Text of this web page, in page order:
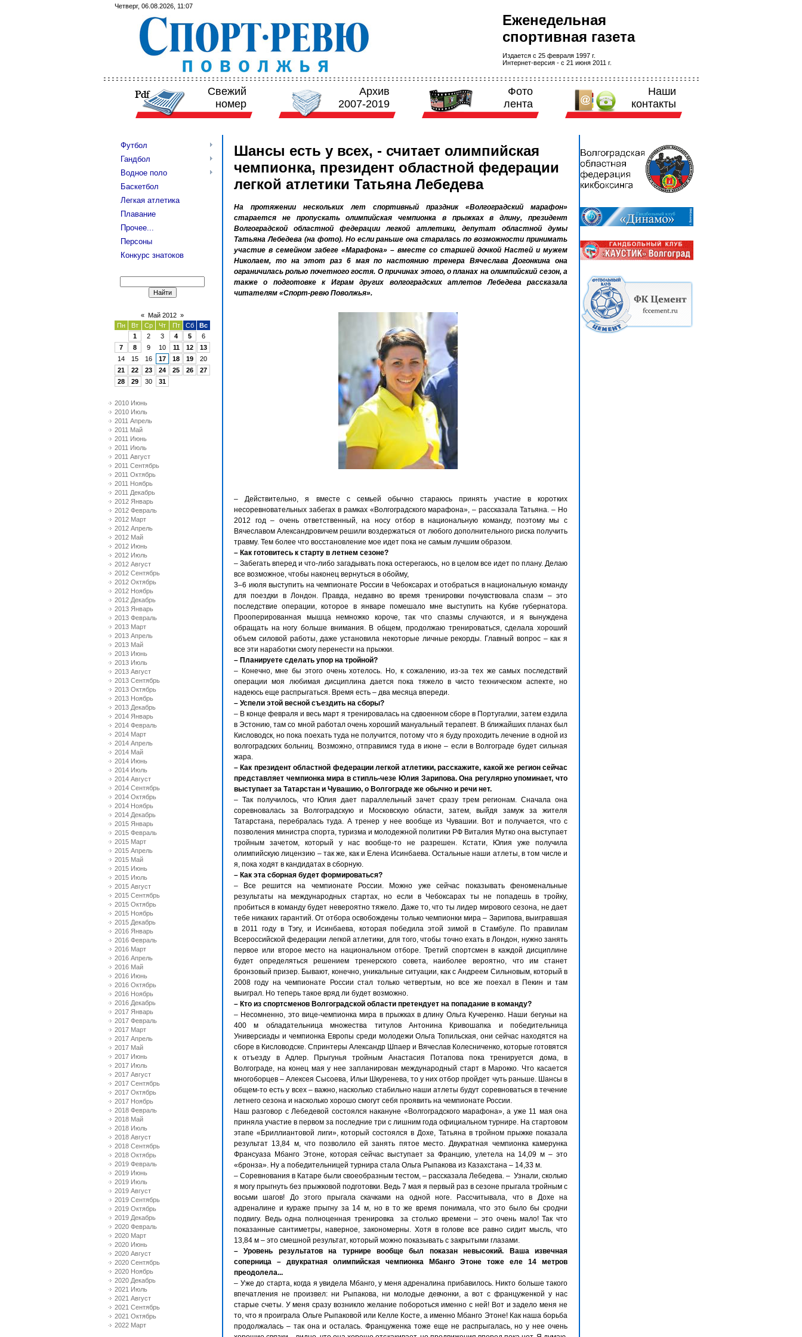
Четверг, 06.08.2026, 11:07
Еженедельная
спортивная газета
Издается с 25 февраля 1997 г.
Интернет-версия - с 21 июня 2011 г.
Свежий
номер
Архив
2007-2019
Фото
лента
Наши
контакты
Футбол
Гандбол
Водное поло
Баскетбол
Легкая атлетика
Плавание
Прочее...
Персоны
Конкурс знатоков
« Май 2012 »
Пн
Вт Ср Чт Пт Сб
Вс
1
2 3 4 5
6
7
8 9 10 11 12
13
14
15 16 17 18 19
20
21
22 23 24 25 26
27
28
29 30 31
2010 Июнь
2010 Июль
2011 Апрель
2011 Май
2011 Июнь
2011 Июль
2011 Август
2011 Сентябрь
2011 Октябрь
2011 Ноябрь
2011 Декабрь
2012 Январь
2012 Февраль
2012 Март
2012 Апрель
2012 Май
2012 Июнь
2012 Июль
2012 Август
2012 Сентябрь
2012 Октябрь
2012 Ноябрь
2012 Декабрь
2013 Январь
2013 Февраль
2013 Март
2013 Апрель
2013 Май
2013 Июнь
2013 Июль
2013 Август
2013 Сентябрь
2013 Октябрь
2013 Ноябрь
2013 Декабрь
2014 Январь
2014 Февраль
2014 Март
2014 Апрель
2014 Май
2014 Июнь
2014 Июль
2014 Август
2014 Сентябрь
2014 Октябрь
2014 Ноябрь
2014 Декабрь
2015 Январь
2015 Февраль
2015 Март
2015 Апрель
2015 Май
2015 Июнь
2015 Июль
2015 Август
2015 Сентябрь
2015 Октябрь
2015 Ноябрь
2015 Декабрь
2016 Январь
2016 Февраль
2016 Март
2016 Апрель
2016 Май
2016 Июнь
2016 Октябрь
2016 Ноябрь
2016 Декабрь
2017 Январь
2017 Февраль
2017 Март
2017 Апрель
2017 Май
2017 Июнь
2017 Июль
2017 Август
2017 Сентябрь
2017 Октябрь
2017 Ноябрь
2018 Февраль
2018 Май
2018 Июль
2018 Август
2018 Сентябрь
2018 Октябрь
2019 Февраль
2019 Июнь
2019 Июль
2019 Август
2019 Сентябрь
2019 Октябрь
2019 Декабрь
2020 Февраль
2020 Март
2020 Июнь
2020 Август
2020 Сентябрь
2020 Ноябрь
2020 Декабрь
2021 Июль
2021 Август
2021 Сентябрь
2021 Октябрь
2022 Март
Шансы есть у всех, - считает олимпийская
чемпионка, президент областной федерации
легкой атлетики Татьяна Лебедева
На протяжении нескольких лет спортивный праздник «Волгоградский марафон»
старается не пропускать олимпийская чемпионка в прыжках в длину, президент
Волгоградской областной федерации легкой атлетики, депутат областной думы
Татьяна Лебедева (на фото). Но если раньше она старалась по возможности принимать
участие в семейном забеге «Марафона» – вместе со старшей дочкой Настей и мужем
Николаем, то на этот раз 6 мая по настоянию тренера Вячеслава Догонкина она
ограничилась ролью почетного гостя. О причинах этого, о планах на олимпийский сезон, а
также о подготовке к Играм других волгоградских атлетов Лебедева рассказала
читателям «Спорт-ревю Поволжья».
– Действительно, я вместе с семьей обычно стараюсь принять участие в коротких
несоревновательных забегах в рамках «Волгоградского марафона», – рассказала Татьяна. – Но
2012 год – очень ответственный, на носу отбор в национальную команду, поэтому мы с
Вячеславом Александровичем решили воздержаться от любого дополнительного риска получить
травму. Тем более что восстановление мое идет пока не самым лучшим образом.
– Как готовитесь к старту в летнем сезоне?
– Забегать вперед и что-либо загадывать пока остерегаюсь, но в целом все идет по плану. Делаю
все возможное, чтобы наконец вернуться в обойму,
3–6 июля выступить на чемпионате России в Чебоксарах и отобраться в национальную команду
для поездки в Лондон. Правда, недавно во время тренировки почувствовала спазм – это
последствие операции, которое в январе помешало мне выступить на Кубке губернатора.
Прооперированная мышца немножко короче, так что спазмы случаются, и я вынуждена
обращать на ногу больше внимания. В общем, продолжаю тренироваться, сделала хороший
объем силовой работы, даже установила некоторые личные рекорды. Главный вопрос – как я
все эти наработки смогу перенести на прыжки.
– Планируете сделать упор на тройной?
– Конечно, мне бы этого очень хотелось. Но, к сожалению, из-за тех же самых последствий
операции моя любимая дисциплина дается пока тяжело в чисто техническом аспекте, но
надеюсь еще распрыгаться. Время есть – два месяца впереди.
– Успели этой весной съездить на сборы?
– В конце февраля и весь март я тренировалась на сдвоенном сборе в Португалии, затем ездила
в Эстонию, там со мной работал очень хороший мануальный терапевт. В ближайших планах был
Кисловодск, но пока поехать туда не получится, потому что я буду проходить лечение в одной из
волгоградских больниц. Возможно, отправимся туда в июне – если в Волгограде будет сильная
жара.
– Как президент областной федерации легкой атлетики, расскажите, какой же регион сейчас
представляет чемпионка мира в стипль-чезе Юлия Зарипова. Она регулярно упоминает, что
выступает за Татарстан и Чувашию, о Волгограде же обычно и речи нет.
– Так получилось, что Юлия дает параллельный зачет сразу трем регионам. Сначала она
соревновалась за Волгоградскую и Московскую области, затем, выйдя замуж за жителя
Татарстана, перебралась туда. А тренер у нее вообще из Чувашии. Вот и получается, что с
позволения министра спорта, туризма и молодежной политики РФ Виталия Мутко она выступает
тройным зачетом, который у нас вообще-то не разрешен. Кстати, Юлия уже получила
олимпийскую лицензию – так же, как и Елена Исинбаева. Остальные наши атлеты, в том числе и
я, пока ходят в кандидатах в сборную.
– Как эта сборная будет формироваться?
– Все решится на чемпионате России. Можно уже сейчас показывать феноменальные
результаты на международных стартах, но если в Чебоксарах ты не попадешь в тройку,
пробиться в команду будет невероятно тяжело. Даже то, что ты лидер мирового сезона, не дает
тебе никаких гарантий. От отбора освобождены только чемпионки мира – Зарипова, выигравшая
в 2011 году в Тэгу, и Исинбаева, которая победила этой зимой в Стамбуле. По правилам
Всероссийской федерации легкой атлетики, для того, чтобы точно ехать в Лондон, нужно занять
первое или второе место на национальном отборе. Третий спортсмен в каждой дисциплине
будет определяться решением тренерского совета, наиболее вероятно, что им станет
бронзовый призер. Бывают, конечно, уникальные ситуации, как с Андреем Сильновым, который в
2008 году на чемпионате России стал только четвертым, но все же поехал в Пекин и там
выиграл. Но теперь такое вряд ли будет возможно.
– Кто из спортсменов Волгоградской области претендует на попадание в команду?
– Несомненно, это вице-чемпионка мира в прыжках в длину Ольга Кучеренко. Наши бегуньи на
400 м обладательница множества титулов Антонина Кривошапка и победительница
Универсиады и чемпионка Европы среди молодежи Ольга Топильская, они сейчас находятся на
сборе в Кисловодске. Спринтеры Александр Шпаер и Вячеслав Колесниченко, которые готовятся
к отъезду в Адлер. Прыгунья тройным Анастасия Потапова пока тренируется дома, в
Волгограде, на конец мая у нее запланирован международный старт в Марокко. Что касается
многоборцев – Алексея Сысоева, Ильи Шкуренева, то у них отбор пройдет чуть раньше. Шансы в
общем-то есть у всех – важно, насколько стабильно наши атлеты будут соревноваться в течение
летнего сезона и насколько хорошо смогут себя проявить на чемпионате России.
Наш разговор с Лебедевой состоялся накануне «Волгоградского марафона», а уже 11 мая она
приняла участие в первом за последние три с лишним года официальном турнире. На стартовом
этапе «Бриллиантовой лиги», который состоялся в Дохе, Татьяна в тройном прыжке показала
результат 13,84 м, что позволило ей занять пятое место. Двукратная чемпионка камерунка
Франсуаза Мбанго Этоне, которая сейчас выступает за Францию, улетела на 14,09 м – это
«бронза». Ну а победительницей турнира стала Ольга Рыпакова из Казахстана – 14,33 м.
– Соревнования в Катаре были своеобразным тестом, – рассказала Лебедева. – Узнали, сколько
я могу прыгнуть без прыжковой подготовки. Ведь 7 мая я первый раз в сезоне прыгала тройным с
восьми шагов! До этого прыгала скачками на одной ноге. Рассчитывала, что в Дохе на
адреналине и кураже прыгну за 14 м, но в то же время понимала, что это было бы сродни
подвигу. Ведь одна полноценная тренировка за столько времени – это очень мало! Так что
показанные сантиметры, наверное, закономерны. Хотя в голове все равно сидит мысль, что
13,84 м – это смешной результат, который можно показывать с закрытыми глазами.
– Уровень результатов на турнире вообще был показан невысокий. Ваша извечная
соперница – двукратная олимпийская чемпионка Мбанго Этоне тоже еле 14 метров
преодолела...
– Уже до старта, когда я увидела Мбанго, у меня адреналина прибавилось. Никто больше такого
впечатления не произвел: ни Рыпакова, ни молодые девчонки, а вот с француженкой у нас
старые счеты. У меня сразу возникло желание побороться именно с ней! Вот и задело меня не
то, что я проиграла Ольге Рыпаковой или Келле Косте, а именно Мбанго Этоне! Как наша борьба
продолжалась – так она и осталась. Француженка тоже еще не распрыгалась, но у нее очень